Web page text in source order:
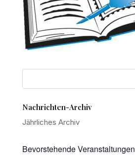
Nachrichten-Archiv
Jährliches Archiv
Bevorstehende Veranstaltungen